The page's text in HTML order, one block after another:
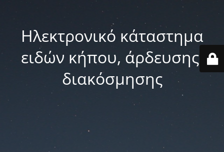
Ηλεκτρονικό κάταστημα
ειδών κήπου, άρδευσης,
διακόσμησης